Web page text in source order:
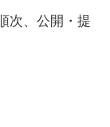
次、公開・提